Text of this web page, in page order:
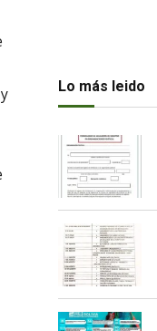
Lo más leido